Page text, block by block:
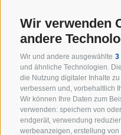
Wir verwenden
andere
Wir und andere ausgewählte 3
und ähnliche Technologien.
die Nutzung digitaler Inhalte
verbessern und, vorbehaltlich
Wir können Ihre Daten zum
verwenden: speichern von
endgerät, verwendung
werbeanzeigen, erstellung